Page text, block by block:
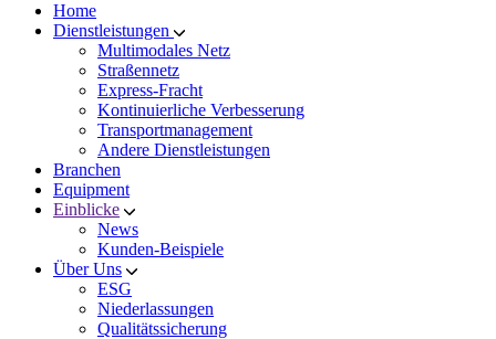
Home
Dienstleistungen
Multimodales Netz
Straßennetz
Express-Fracht
Kontinuierliche Verbesserung
Transportmanagement
Andere Dienstleistungen
Branchen
Equipment
Einblicke
News
Kunden-Beispiele
Über Uns
ESG
Niederlassungen
Qualitätssicherung